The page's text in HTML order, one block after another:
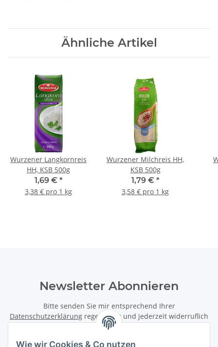
Wie wir Cookies & Co nutzen
Ähnliche Artikel
Wurzener Langkornreis
HH, KSB 500g
1,69 € *
3,38 € pro 1 kg
Wurzener Milchreis HH,
KSB 500g
1,79 € *
3,58 € pro 1 kg
Newsletter Abonnieren
Bitte senden Sie mir entsprechend Ihrer
Datenschutzerklärung regelmäßig und jederzeit widerruflich
Informationen zu Ihrem Produktsortiment per E-Mail zu.